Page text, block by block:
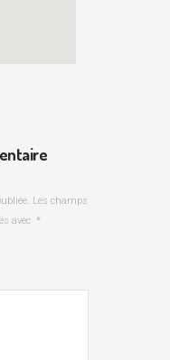
Les champs
avec *